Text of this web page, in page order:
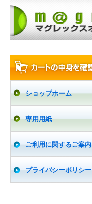
ショップホーム
専用用紙
ご利用に関するご案内
プライバシーポリシー